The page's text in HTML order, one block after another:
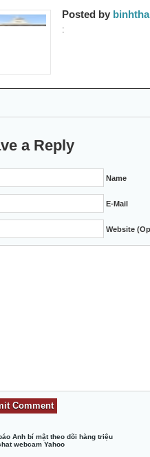
Posted by
:
a Reply
Name
E-Mail
Website
Anh bí mật theo dõi hàng triệu
webcam Yahoo